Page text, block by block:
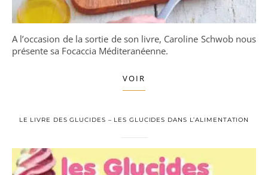
A l’occasion de la sortie de son livre, Caroline Schwob nous
présente sa Focaccia Méditeranéenne.
VOIR
LE LIVRE DES GLUCIDES – LES GLUCIDES DANS L’ALIMENTATION